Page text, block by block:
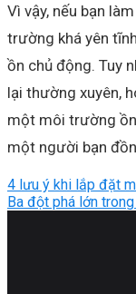
Vì vậy, nếu bạn
trường khá yên
ồn chủ động. Tuy
lại thường xuyên,
một môi trường
một người bạn
4 lưu ý khi lắp đặt
Ba đột phá lớn